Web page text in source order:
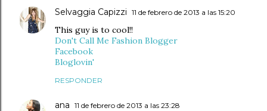
Selvaggia Capizzi 11 de febrero de 2013 a las 15:20
This guy is to cool!!
Don't Call Me Fashion Blogger
Facebook
Bloglovin'
RESPONDER
ana 11 de febrero de 2013 a las 23:28